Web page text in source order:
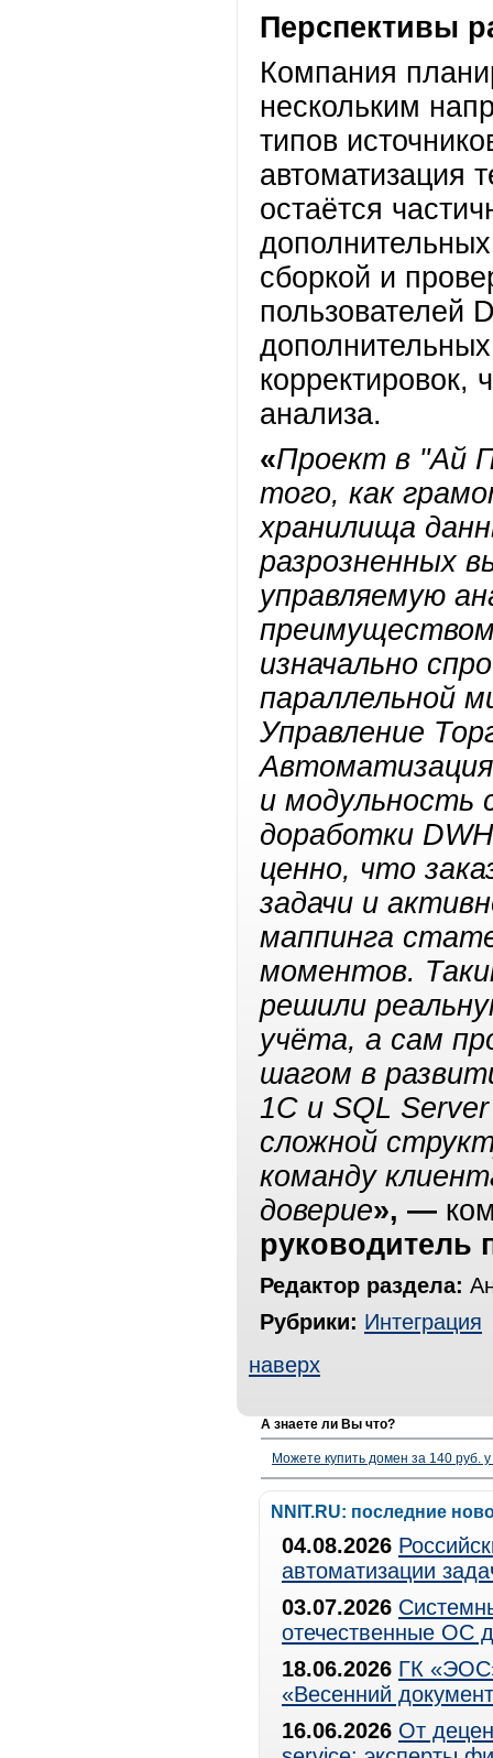
Перспективы
Компания
нескольким
типов
автоматизация
остаётся
сборкой и
пользователей
корректировок,
анализа.
«Проект в "Ай
того, как
хранилища
разрозненных
управляемую
изначально
параллельной
Управление
и модульность
доработки
ценно, что
задачи и
маппинга
моментов.
решили
учёта, а сам
шагом в
1С и SQL
сложной
команду
доверие», —
руководитель
Редактор раздела:
Рубрики: Интеграция
наверх
А знаете ли Вы что?
Можете купить домен за 140 руб.
NNIT.RU: последние
04.08.2026
автоматизации
03.07.2026
отечественные ОС
18.06.2026 ГК
«Весенний
16.06.2026 От